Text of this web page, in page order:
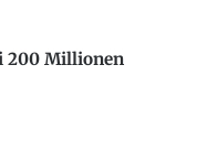
200 Millionen